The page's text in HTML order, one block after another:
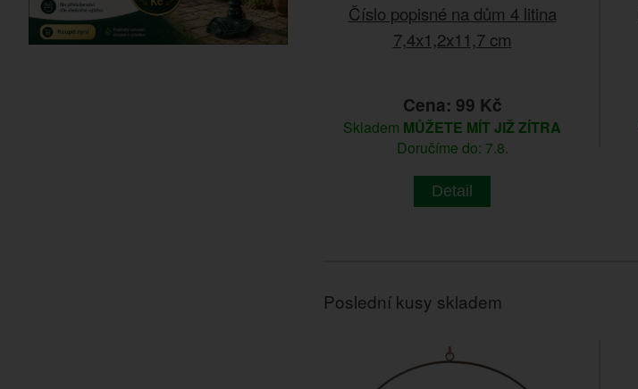
Číslo popisné na dům 4 litina
7,4x1,2x11,7 cm
Cena: 99 Kč
Skladem MŮŽETE MÍT JIŽ ZÍTRA
Doručíme do: 7.8.
Detail
Poslední kusy skladem